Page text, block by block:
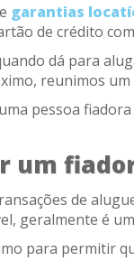
garantias
de crédito
dá para
reunimos
pessoa
um
de
geralmente é
para permitir